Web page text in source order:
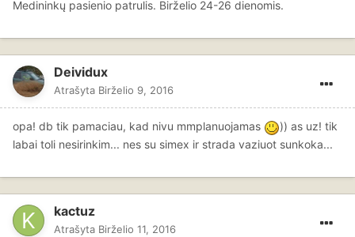
Medininkų pasienio patrulis. Birželio 24-26 dienomis.
Deividux
Atrašyta Birželio 9, 2016
opa! db tik pamaciau, kad nivu mmplanuojamas
)) as uz! tik
labai toli nesirinkim... nes su simex ir strada vaziuot sunkoka...
kactuz
Atrašyta Birželio 11, 2016